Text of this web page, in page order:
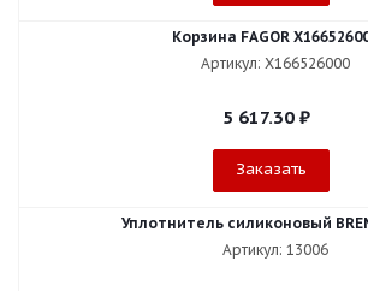
Корзина FAGOR
Артикул: X166526000
5 617.30 ₽
Заказать
Уплотнитель силиконовый
Артикул: 13006